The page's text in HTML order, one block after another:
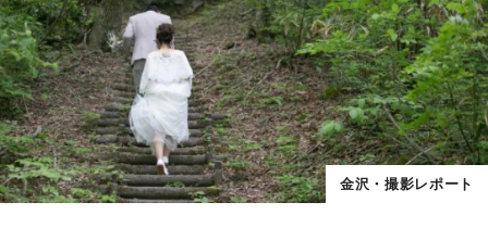
金沢・撮影レポート